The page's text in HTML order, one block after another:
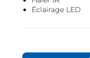
Éclairage LED